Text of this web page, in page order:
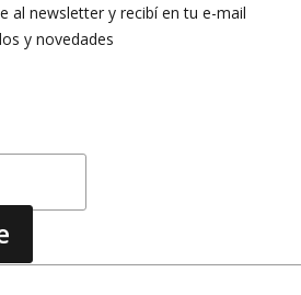
al newsletter y recibí en tu e-mail
y novedades